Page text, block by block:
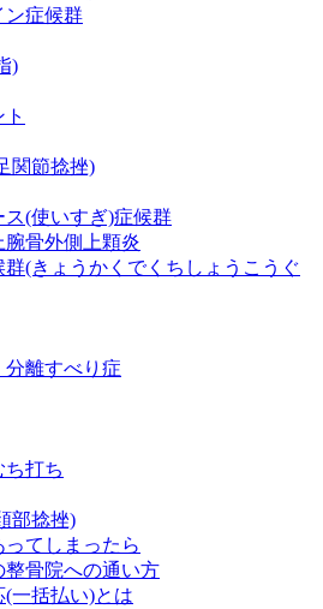
ン症候群
)
関節捻挫)
ス(使いすぎ)症候群
骨外側上顆炎
群(きょうかくでくちしょうこうぐ
分離すべり症
ち打ち
部捻挫)
てしまったら
整骨院への通い方
一括払い)とは